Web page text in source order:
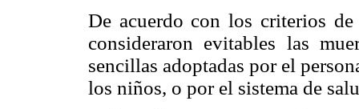
De acuerdo con los criterios
consideraron evitables las
sencillas adoptadas por el
los niños, o por el sistema de